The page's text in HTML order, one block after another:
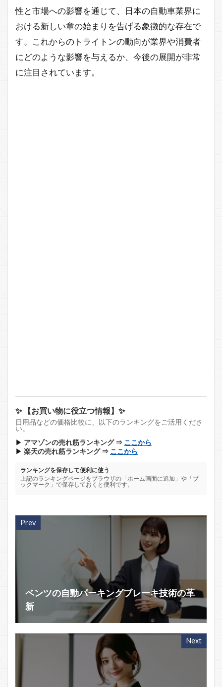
性と市場への影響を通じて、日本の自動車業界に
おける新しい章の始まりを告げる象徴的な存在で
す。これからのトライトンの動向が業界や消費者
にどのような影響を与えるか、今後の展開が非常
に注目されています。
✨ 【お買い物に役立つ情報】✨
日用品などの価格比較に、以下のランキングをご活用くださ
い。
▶ アマゾンの売れ筋ランキング ⇒ ここから
▶ 楽天の売れ筋ランキング ⇒ ここから
ランキングを保存して便利に使う
上記のランキングページをブラウザの「ホーム画面に追加」や「ブ
ックマーク」で保存しておくと便利です。
Prev
ベンツの自動パーキングブレーキ技術の革
新
Next